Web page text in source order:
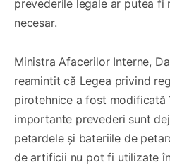
prevederile legale ar putea fi
necesar.
Ministra Afacerilor Interne,
reamintit că Legea privind
pirotehnice a fost modificată
importante prevederi sunt
petardele și bateriile de
de artificii nu pot fi utilizate